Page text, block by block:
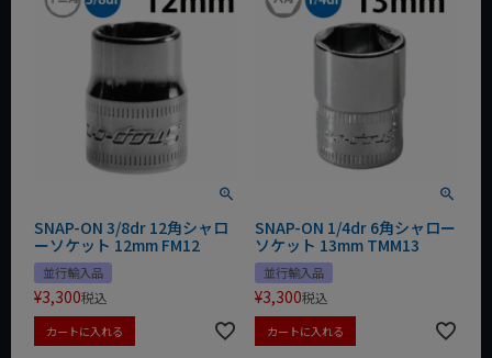
SNAP-ON 3/8dr 12角シャロ
ーソケット 12mm FM12
並行輸入品
¥3,300税込
カートに入れる
SNAP-ON 1/4dr 6角シャロー
ソケット 13mm TMM13
並行輸入品
¥3,300税込
カートに入れる